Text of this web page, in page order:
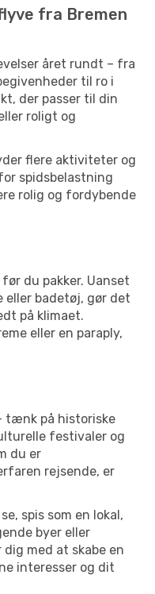
fra Bremen
året rundt – fra
til ro i
der passer til din
roligt og
flere aktiviteter og
spidsbelastning
rolig og fordybende
du pakker. Uanset
eller badetøj, gør det
på klimaet.
eller en paraply,
tænk på historiske
festivaler og
du er
rejsende, er
spis som en lokal,
byer eller
med at skabe en
interesser og dit